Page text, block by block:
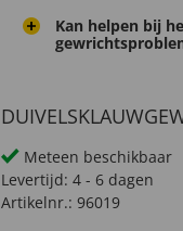
Kan helpen bij
Meteen beschikbaar
Levertijd: 4 - 6 dagen
Artikelnr.: 96019